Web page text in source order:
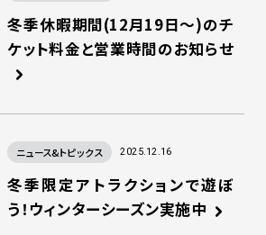
冬季休暇期間(12月19日～)のチ
ケット料金と営業時間のお知らせ
ニュース&トピックス 2025.12.16
冬季限定アトラクションで遊ぼ
う！ウィンターシーズン実施中